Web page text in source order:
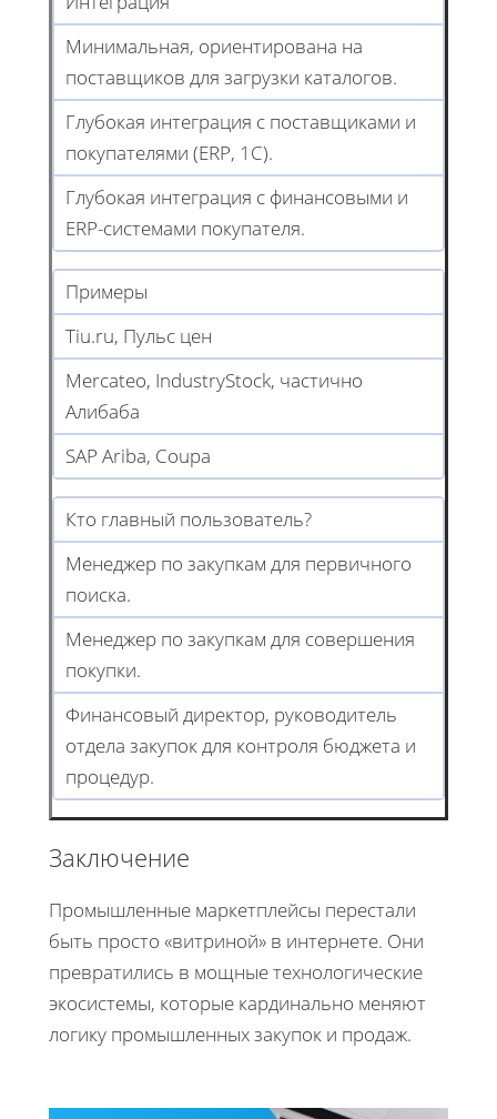
Минимальная, ориентирована на
поставщиков для загрузки каталогов.
Глубокая интеграция с поставщиками и
покупателями (ERP, 1C).
Глубокая интеграция с финансовыми и
ERP-системами покупателя.
Примеры
Tiu.ru, Пульс цен
Mercateo, IndustryStock, частично
Алибаба
SAP Ariba, Coupa
Кто главный пользователь?
Менеджер по закупкам для первичного
поиска.
Менеджер по закупкам для совершения
покупки.
Финансовый директор, руководитель
отдела закупок для контроля бюджета и
процедур.
Заключение
Промышленные маркетплейсы перестали
быть просто «витриной» в интернете. Они
превратились в мощные технологические
экосистемы, которые кардинально меняют
логику промышленных закупок и продаж.